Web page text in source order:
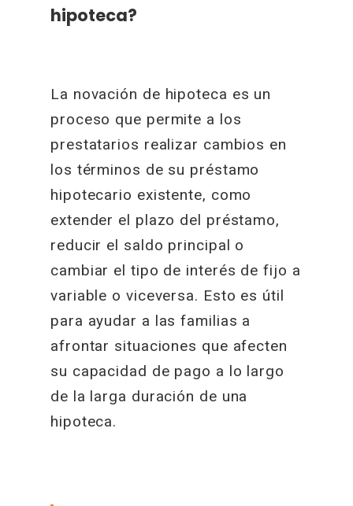
hipoteca?
La novación de hipoteca es un
proceso que permite a los
prestatarios realizar cambios en
los términos de su préstamo
hipotecario existente, como
extender el plazo del préstamo,
reducir el saldo principal o
cambiar el tipo de interés de fijo a
variable o viceversa. Esto es útil
para ayudar a las familias a
afrontar situaciones que afecten
su capacidad de pago a lo largo
de la larga duración de una
hipoteca.